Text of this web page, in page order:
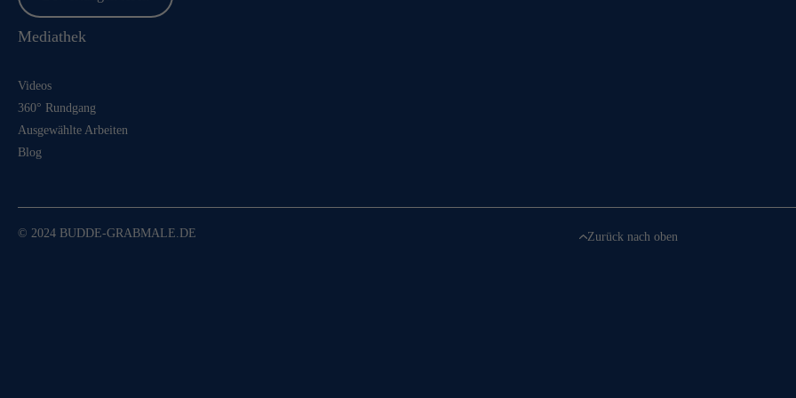
Mediathek
Videos
360° Rundgang
Ausgewählte Arbeiten
Blog
© 2024 BUDDE-GRABMALE.DE Zurück nach oben